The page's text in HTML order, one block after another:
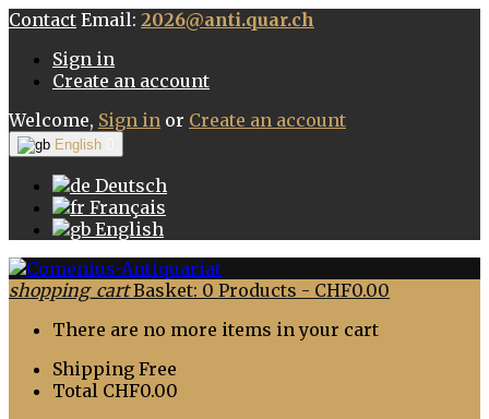
Contact Email: 2026@anti.quar.ch
Sign in
Create an account
Welcome, Sign in or Create an account
English
Deutsch
Français
English
shopping_cart Basket: 0 Products - CHF0.00
There are no more items in your cart
Shipping Free
Total CHF0.00